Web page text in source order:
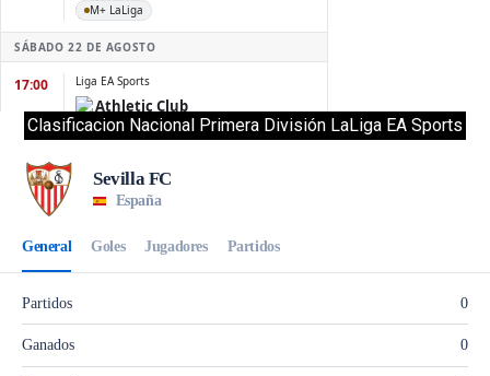
Clasificacion Nacional Primera División LaLiga EA Sports